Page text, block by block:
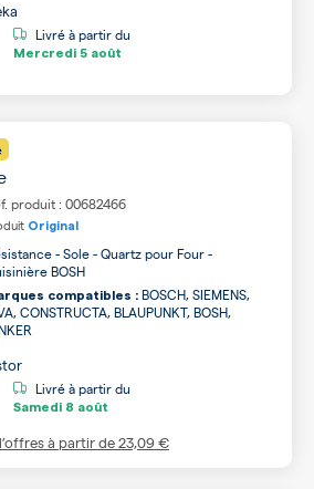
Livré à partir du
Mercredi 5 août
produit : 00682466
Original
- Sole - Quartz pour Four -
BOSH
compatibles : BOSCH, SIEMENS,
CONSTRUCTA, BLAUPUNKT, BOSH,
Livré à partir du
Samedi 8 août
à partir de23,09 €